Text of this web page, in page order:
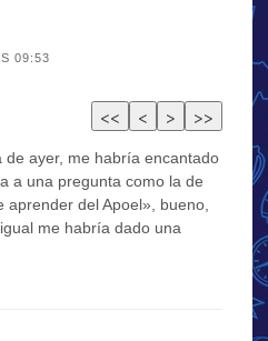
09:53
ayer, me habría encantado
a una pregunta como la de
del Apoel», bueno,
me habría dado una